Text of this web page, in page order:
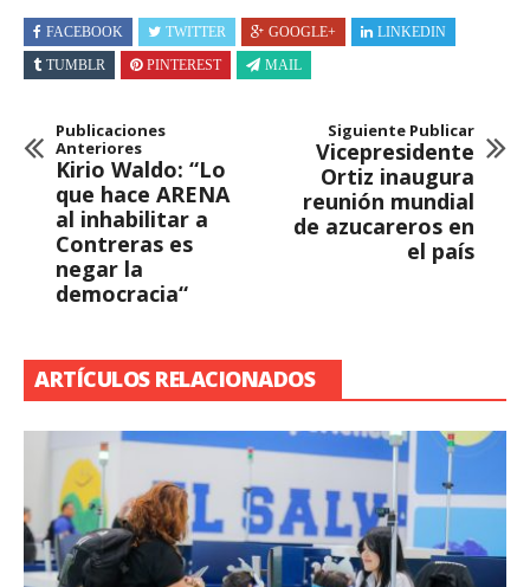
FACEBOOK TWITTER GOOGLE+
LINKEDIN
TUMBLR
PINTEREST MAIL
Publicaciones
Anteriores
Kirio Waldo: “Lo
que hace ARENA
al inhabilitar a
Contreras es
negar la
democracia“
Siguiente Publicar
Vicepresidente
Ortiz inaugura
reunión mundial
de azucareros en
el país
ARTÍCULOS RELACIONADOS